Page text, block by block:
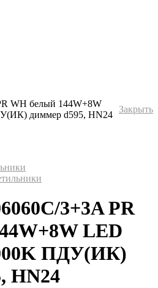
WH белый 144W+8W
диммер d595, HN24
Закрыть
3+3A PR
LED
ПДУ(ИК)
HN24